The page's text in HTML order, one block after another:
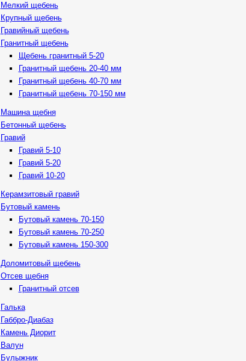
Мелкий щебень
Крупный щебень
Гравийный щебень
Гранитный щебень
Щебень гранитный 5-20
Гранитный щебень 20-40 мм
Гранитный щебень 40-70 мм
Гранитный щебень 70-150 мм
Машина щебня
Бетонный щебень
Гравий
Гравий 5-10
Гравий 5-20
Гравий 10-20
Керамзитовый гравий
Бутовый камень
Бутовый камень 70-150
Бутовый камень 70-250
Бутовый камень 150-300
Доломитовый щебень
Отсев щебня
Гранитный отсев
Галька
Габбро-Диабаз
Камень Диорит
Валун
Булыжник